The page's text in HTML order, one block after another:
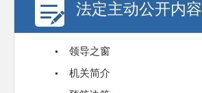
法定主动公开内容
领导之窗
机关简介